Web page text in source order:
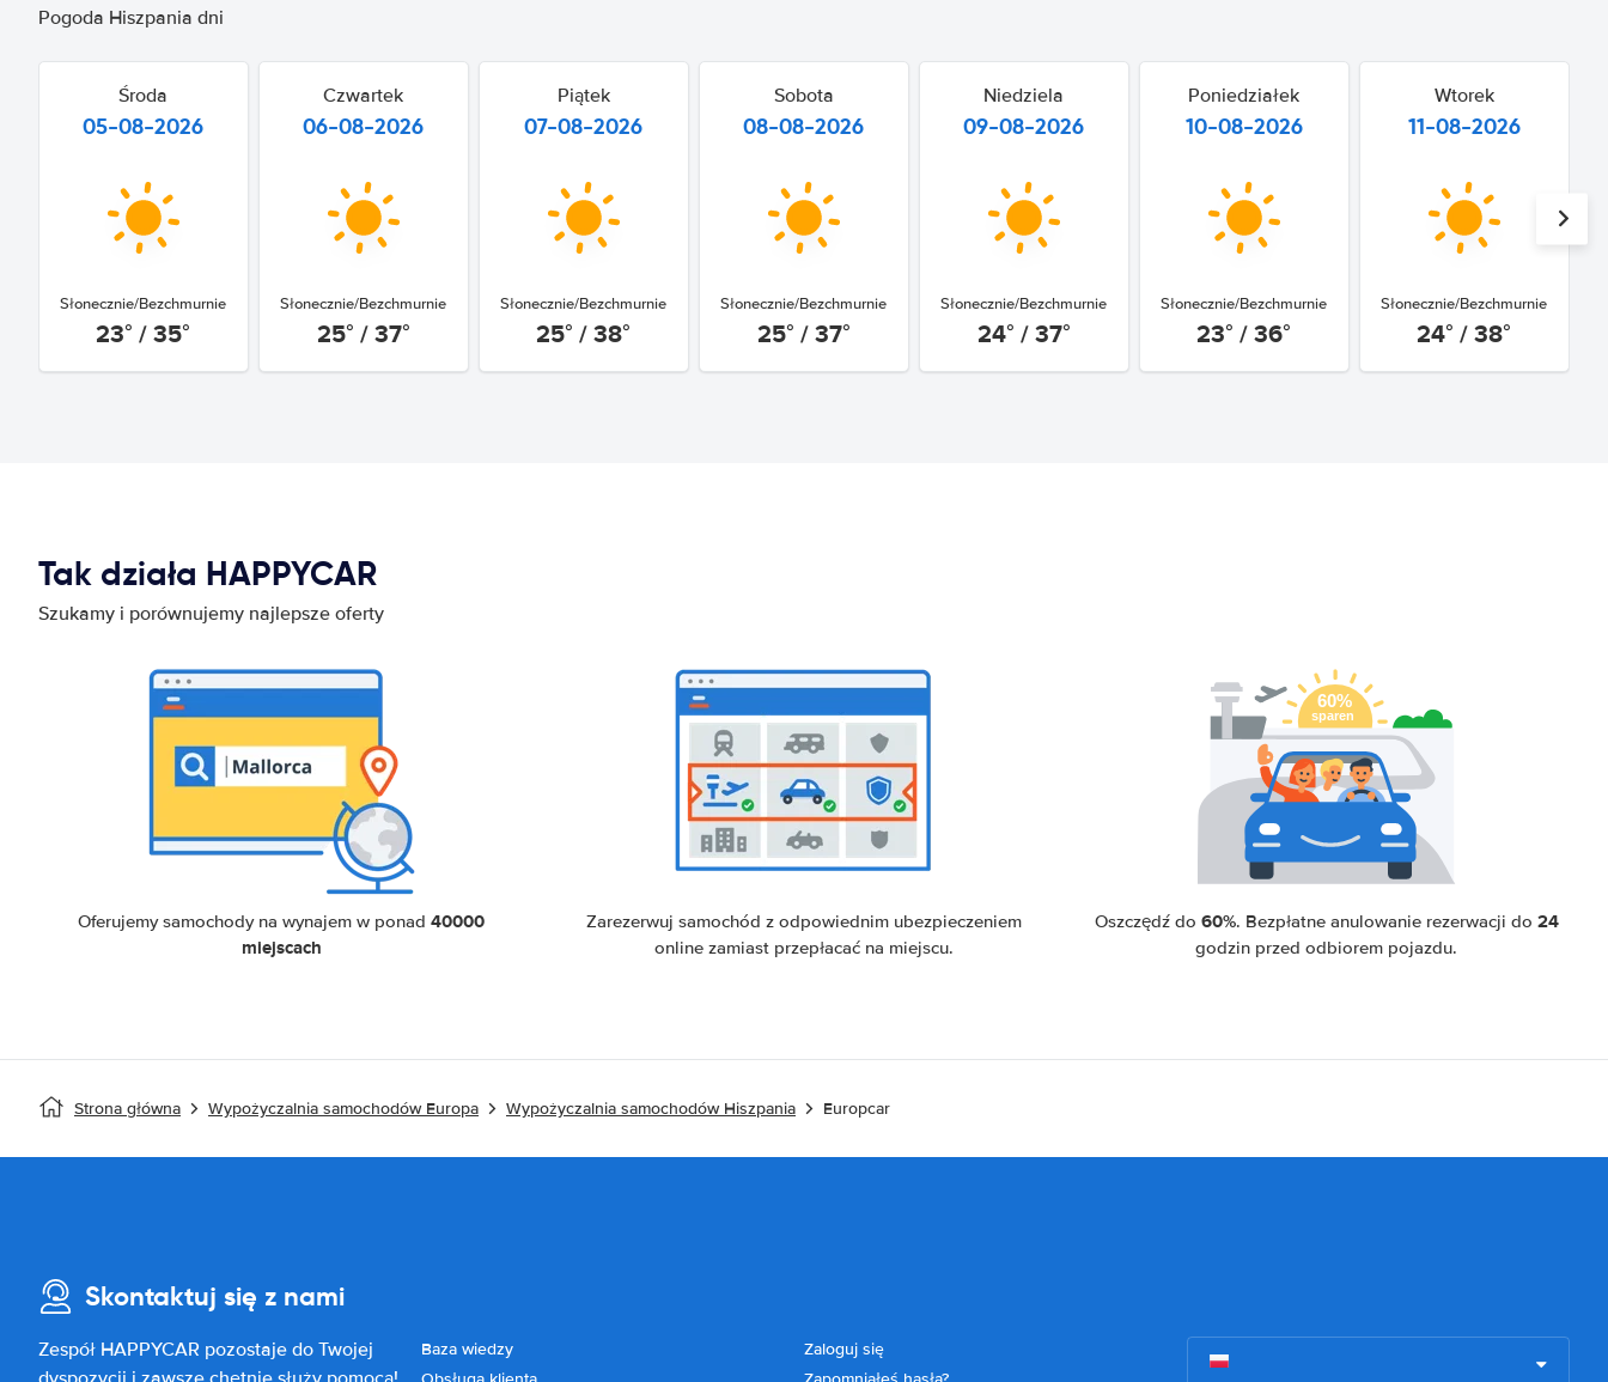
Pogoda Hiszpania dni
Środa
05-08-2026
Słonecznie/Bezchmurnie
23° / 35°
Czwartek
06-08-2026
Słonecznie/Bezchmurnie
25° / 37°
Piątek
07-08-2026
Słonecznie/Bezchmurnie
25° / 38°
Sobota
08-08-2026
Słonecznie/Bezchmurnie
25° / 37°
Niedziela
09-08-2026
Słonecznie/Bezchmurnie
24° / 37°
Poniedziałek
10-08-2026
Słonecznie/Bezchmurnie
23° / 36°
Wtorek
11-08-2026
Słonecznie/Bezchmurnie
24° / 38°
Tak działa HAPPYCAR
Szukamy i porównujemy najlepsze oferty
Oferujemy samochody na wynajem w ponad40000
miejscach
Zarezerwuj samochód z odpowiednim ubezpieczeniem
online zamiast przepłacać na miejscu.
Oszczędź do 60%. Bezpłatne anulowanie rezerwacji do 24
godzin przed odbiorem pojazdu.
Strona główna Wypożyczalnia samochodów Europa Wypożyczalnia samochodów Hiszpania Europcar
Skontaktuj się z nami
Zespół HAPPYCAR pozostaje do Twojej
Baza wiedzy
Zaloguj się